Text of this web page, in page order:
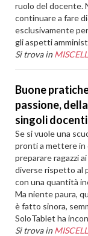
ruolo del docente.
continuare a fare
esclusivamente
gli aspetti
Si trova in
Buone
passione,
singoli docenti
Se si vuole una
pronti a mettere in
preparare ragazzi
diverse rispetto al
con una quantità
Ma niente paura,
è fatto sinora,
SoloTablet ha
Si trova in